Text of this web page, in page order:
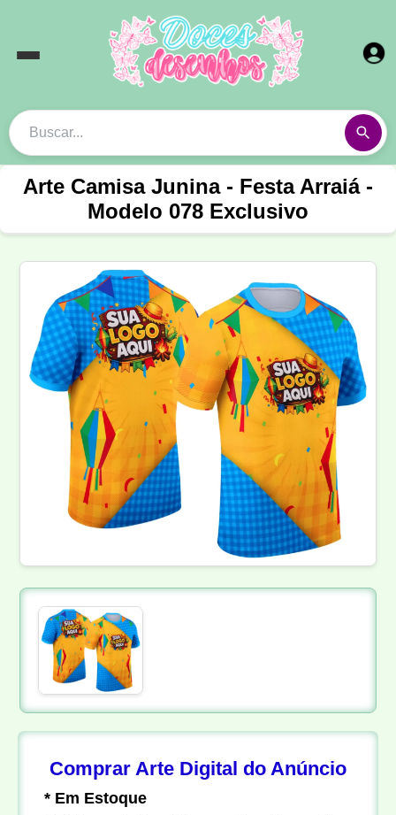
Arte Camisa Junina - Festa Arraiá -
Modelo 078 Exclusivo
Comprar Arte Digital do Anúncio
* Em Estoque